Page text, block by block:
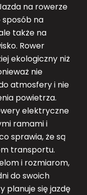
na rowerze
na
także na
Rower
ekologiczny niż
nie
atmosfery i nie
powietrza.
elektryczne
ramami i
sprawia, że są
transportu.
i rozmiarom,
do swoich
planuje się jazdę